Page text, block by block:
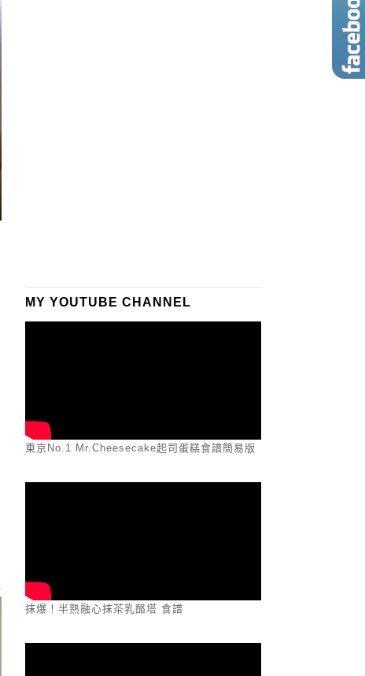
MY YOUTUBE CHANNEL
東京No.1 Mr.Cheesecake起司蛋糕食譜簡易版
抹爆！半熟融心抹茶乳酪塔 食譜